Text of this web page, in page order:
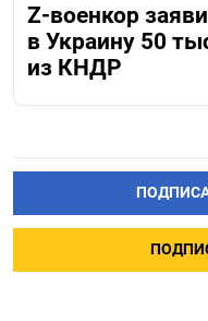
Z-военкор
в Украину 50
из КНДР